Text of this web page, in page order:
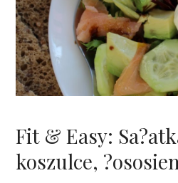
Fit & Easy:
koszulce,